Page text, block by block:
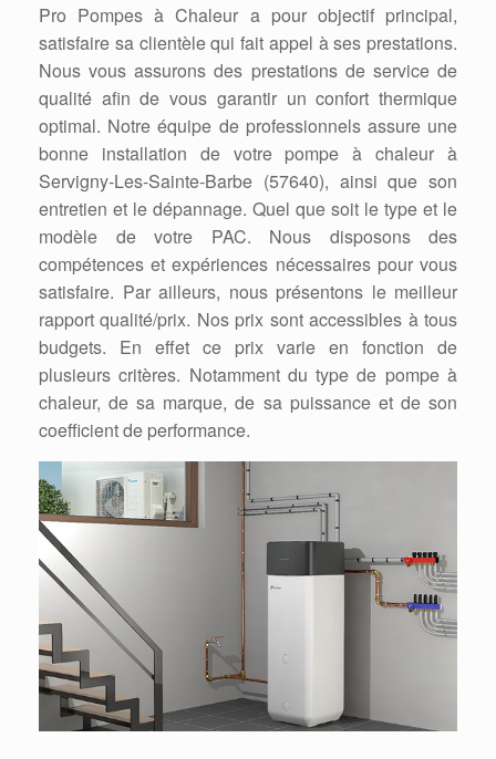
Pro Pompes à Chaleur a pour objectif principal,
satisfaire sa clientèle qui fait appel à ses prestations.
Nous vous assurons des prestations de service de
qualité afin de vous garantir un confort thermique
optimal. Notre équipe de professionnels assure une
bonne installation de votre pompe à chaleur à
Servigny-Les-Sainte-Barbe (57640), ainsi que son
entretien et le dépannage. Quel que soit le type et le
modèle de votre PAC. Nous disposons des
compétences et expériences nécessaires pour vous
satisfaire. Par ailleurs, nous présentons le meilleur
rapport qualité/prix. Nos prix sont accessibles à tous
budgets. En effet ce prix varie en fonction de
plusieurs critères. Notamment du type de pompe à
chaleur, de sa marque, de sa puissance et de son
coefficient de performance.